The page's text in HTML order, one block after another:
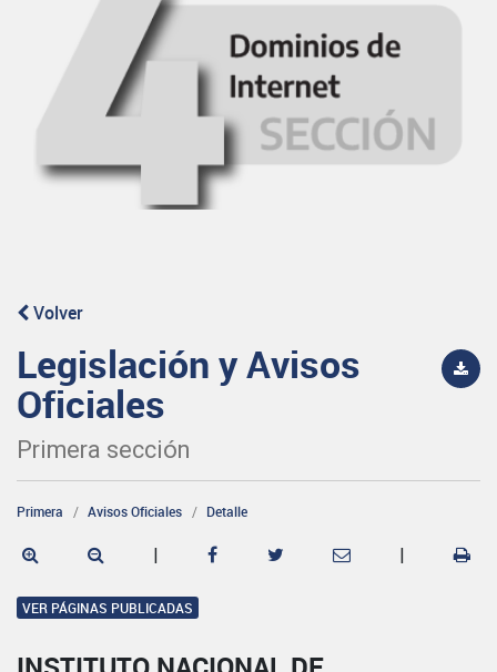
Volver
Legislación y Avisos
Oficiales
Primera sección
Primera Avisos Oficiales Detalle
| |
VER PÁGINAS PUBLICADAS